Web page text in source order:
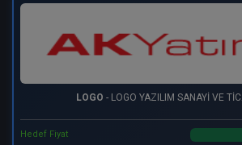
LOGO - LOGO YAZILIM SANAYİ VE
Hedef Fiyat